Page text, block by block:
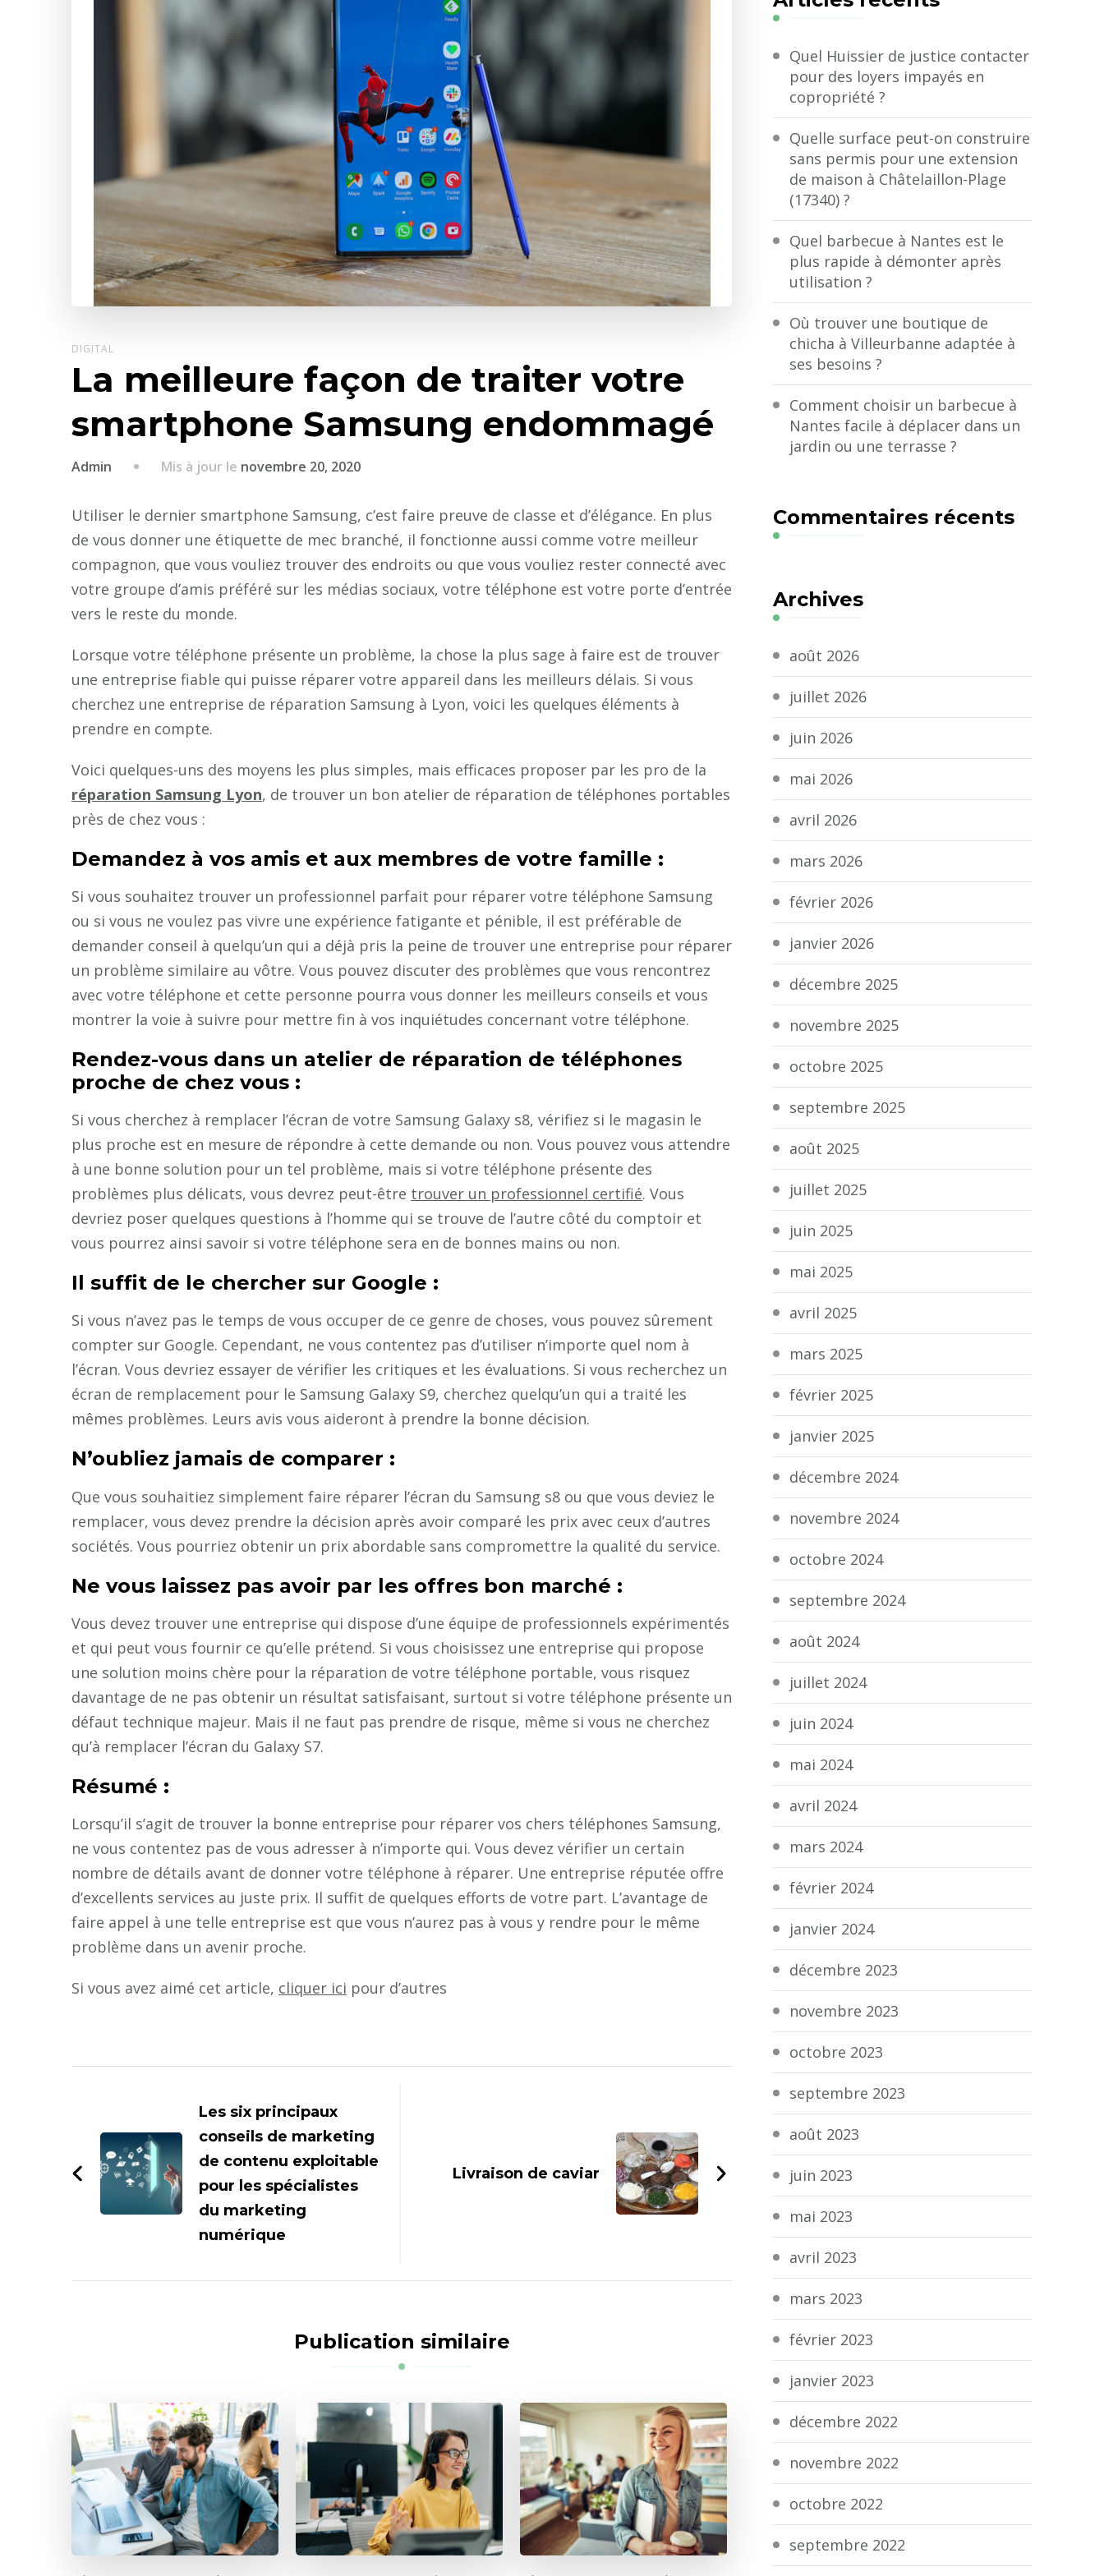
DIGITAL
La meilleure façon de traiter votre
smartphone Samsung endommagé
Admin Mis à jour le novembre 20, 2020
Utiliser le dernier smartphone Samsung, c’est faire preuve de classe et d’élégance. En plus
de vous donner une étiquette de mec branché, il fonctionne aussi comme votre meilleur
compagnon, que vous vouliez trouver des endroits ou que vous vouliez rester connecté avec
votre groupe d’amis préféré sur les médias sociaux, votre téléphone est votre porte d’entrée
vers le reste du monde.
Lorsque votre téléphone présente un problème, la chose la plus sage à faire est de trouver
une entreprise fiable qui puisse réparer votre appareil dans les meilleurs délais. Si vous
cherchez une entreprise de réparation Samsung à Lyon, voici les quelques éléments à
prendre en compte.
Voici quelques-uns des moyens les plus simples, mais efficaces proposer par les pro de la
réparation Samsung Lyon, de trouver un bon atelier de réparation de téléphones portables
près de chez vous :
Demandez à vos amis et aux membres de votre famille :
Si vous souhaitez trouver un professionnel parfait pour réparer votre téléphone Samsung
ou si vous ne voulez pas vivre une expérience fatigante et pénible, il est préférable de
demander conseil à quelqu’un qui a déjà pris la peine de trouver une entreprise pour réparer
un problème similaire au vôtre. Vous pouvez discuter des problèmes que vous rencontrez
avec votre téléphone et cette personne pourra vous donner les meilleurs conseils et vous
montrer la voie à suivre pour mettre fin à vos inquiétudes concernant votre téléphone.
Rendez-vous dans un atelier de réparation de téléphones
proche de chez vous :
Si vous cherchez à remplacer l’écran de votre Samsung Galaxy s8, vérifiez si le magasin le
plus proche est en mesure de répondre à cette demande ou non. Vous pouvez vous attendre
à une bonne solution pour un tel problème, mais si votre téléphone présente des
problèmes plus délicats, vous devrez peut-être trouver un professionnel certifié. Vous
devriez poser quelques questions à l’homme qui se trouve de l’autre côté du comptoir et
vous pourrez ainsi savoir si votre téléphone sera en de bonnes mains ou non.
Il suffit de le chercher sur Google :
Si vous n’avez pas le temps de vous occuper de ce genre de choses, vous pouvez sûrement
compter sur Google. Cependant, ne vous contentez pas d’utiliser n’importe quel nom à
l’écran. Vous devriez essayer de vérifier les critiques et les évaluations. Si vous recherchez un
écran de remplacement pour le Samsung Galaxy S9, cherchez quelqu’un qui a traité les
mêmes problèmes. Leurs avis vous aideront à prendre la bonne décision.
N’oubliez jamais de comparer :
Que vous souhaitiez simplement faire réparer l’écran du Samsung s8 ou que vous deviez le
remplacer, vous devez prendre la décision après avoir comparé les prix avec ceux d’autres
sociétés. Vous pourriez obtenir un prix abordable sans compromettre la qualité du service.
Ne vous laissez pas avoir par les offres bon marché :
Vous devez trouver une entreprise qui dispose d’une équipe de professionnels expérimentés
et qui peut vous fournir ce qu’elle prétend. Si vous choisissez une entreprise qui propose
une solution moins chère pour la réparation de votre téléphone portable, vous risquez
davantage de ne pas obtenir un résultat satisfaisant, surtout si votre téléphone présente un
défaut technique majeur. Mais il ne faut pas prendre de risque, même si vous ne cherchez
qu’à remplacer l’écran du Galaxy S7.
Résumé :
Lorsqu’il s’agit de trouver la bonne entreprise pour réparer vos chers téléphones Samsung,
ne vous contentez pas de vous adresser à n’importe qui. Vous devez vérifier un certain
nombre de détails avant de donner votre téléphone à réparer. Une entreprise réputée offre
d’excellents services au juste prix. Il suffit de quelques efforts de votre part. L’avantage de
faire appel à une telle entreprise est que vous n’aurez pas à vous y rendre pour le même
problème dans un avenir proche.
Si vous avez aimé cet article, cliquer ici pour d’autres
Les six principaux
conseils de marketing
de contenu exploitable
pour les spécialistes
du marketing
numérique
Livraison de caviar
Publication similaire
?
Quel Huissier de justice contacter
pour des loyers impayés en
copropriété ?
Quelle surface peut-on construire
sans permis pour une extension
de maison à Châtelaillon-Plage
(17340) ?
Quel barbecue à Nantes est le
plus rapide à démonter après
utilisation ?
Où trouver une boutique de
chicha à Villeurbanne adaptée à
ses besoins ?
Comment choisir un barbecue à
Nantes facile à déplacer dans un
jardin ou une terrasse ?
Commentaires récents
Archives
août 2026
juillet 2026
juin 2026
mai 2026
avril 2026
mars 2026
février 2026
janvier 2026
décembre 2025
novembre 2025
octobre 2025
septembre 2025
août 2025
juillet 2025
juin 2025
mai 2025
avril 2025
mars 2025
février 2025
janvier 2025
décembre 2024
novembre 2024
octobre 2024
septembre 2024
août 2024
juillet 2024
juin 2024
mai 2024
avril 2024
mars 2024
février 2024
janvier 2024
décembre 2023
novembre 2023
octobre 2023
septembre 2023
août 2023
juin 2023
mai 2023
avril 2023
mars 2023
février 2023
janvier 2023
décembre 2022
novembre 2022
octobre 2022
septembre 2022